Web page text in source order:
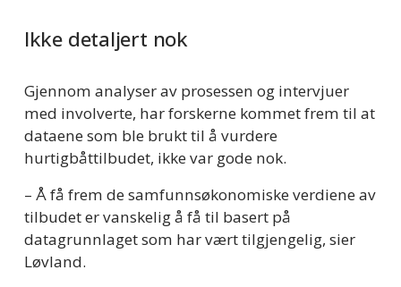
Ikke detaljert nok
Gjennom analyser av prosessen og intervjuer
med involverte, har forskerne kommet frem til at
dataene som ble brukt til å vurdere
hurtigbåttilbudet, ikke var gode nok.
– Å få frem de samfunnsøkonomiske verdiene av
tilbudet er vanskelig å få til basert på
datagrunnlaget som har vært tilgjengelig, sier
Løvland.